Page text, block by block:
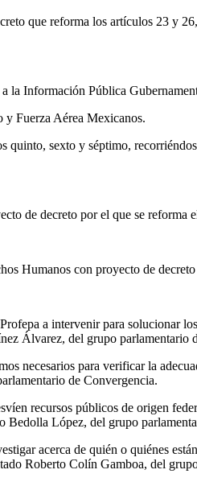
que reforma los artículos 23
la Información Pública
Fuerza Aérea Mexicanos.
sexto y séptimo,
de decreto por el que se reforma
Humanos con proyecto de
a intervenir para solucionar
Álvarez, del grupo parlamentario
necesarios para verificar la
de Convergencia.
recursos públicos de origen
Bedolla López, del grupo
acerca de quién o quiénes
Roberto Colín Gamboa, del